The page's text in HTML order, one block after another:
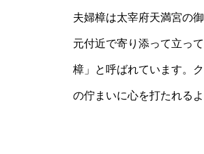
夫婦樟は太宰府天満宮の
元付近で寄り添って立っ
樟」と呼ばれています。
の佇まいに心を打たれるよ